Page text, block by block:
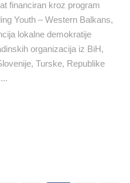
financiran kroz program
Youth – Western Balkans,
lokalne demokratije
organizacija iz BiH,
Turske, Republike